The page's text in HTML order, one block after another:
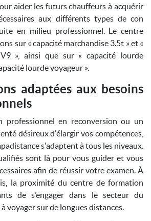
aider les futurs chauffeurs à acquérir
aux différents types de con
sur « capacité marchandise 3.5t » et «
», ainsi que sur « capacité lourde
lourde voyageur ».
adaptées aux besoins
professionnel en reconversion ou un
désireux d'élargir vos compétences,
s'adaptent à tous les niveaux.
sont là pour vous guider et vous
afin de réussir votre examen. À
la proximité du centre de formation
de s’engager dans le secteur du
voyager sur de longues distances.